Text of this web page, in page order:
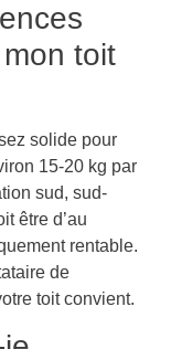
toit
solide pour
15-20 kg par
sud, sud-
être d’au
rentable.
de
toit convient.